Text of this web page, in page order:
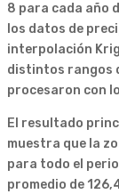
8 para cada año
los datos de
interpolación
distintos rangos
procesaron con
El resultado
muestra que la
para todo el
promedio de